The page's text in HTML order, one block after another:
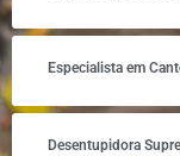
Especialista em
Desentupidora